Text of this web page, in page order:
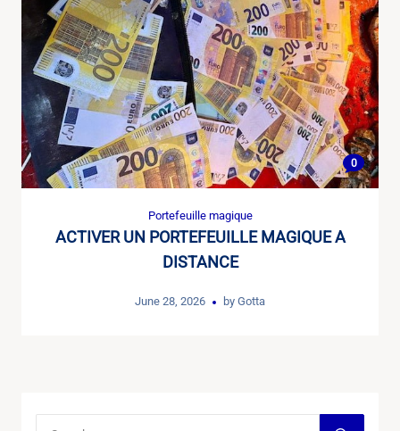
0
Portefeuille magique
ACTIVER UN PORTEFEUILLE MAGIQUE A
DISTANCE
June 28, 2026 by Gotta